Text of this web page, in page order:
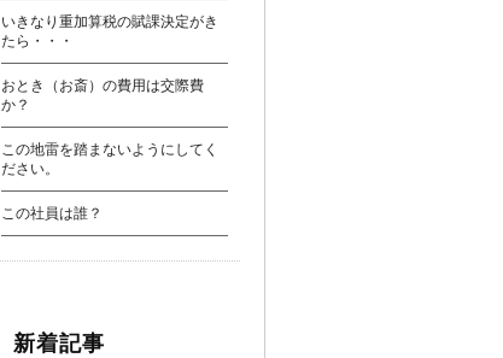
いきなり重加算税の賦課決定がき
たら・・・
おとき（お斎）の費用は交際費
か？
この地雷を踏まないようにしてく
ださい。
この社員は誰？
新着記事